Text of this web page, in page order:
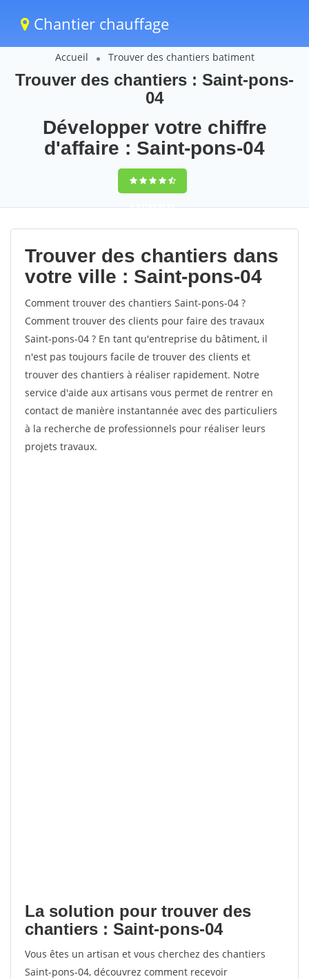
Chantier chauffage
Accueil Trouver des chantiers batiment
Trouver des chantiers : Saint-pons-
04
Développer votre chiffre
d'affaire : Saint-pons-04
9,5(100%)65
votes
Trouver des chantiers dans
votre ville : Saint-pons-04
Comment trouver des chantiers Saint-pons-04 ?
Comment trouver des clients pour faire des travaux
Saint-pons-04 ? En tant qu'entreprise du bâtiment, il
n'est pas toujours facile de trouver des clients et
trouver des chantiers à réaliser rapidement. Notre
service d'aide aux artisans vous permet de rentrer en
contact de manière instantannée avec des particuliers
à la recherche de professionnels pour réaliser leurs
projets travaux.
La solution pour trouver des
chantiers : Saint-pons-04
Vous êtes un artisan et vous cherchez des chantiers
Saint-pons-04, découvrez comment recevoir